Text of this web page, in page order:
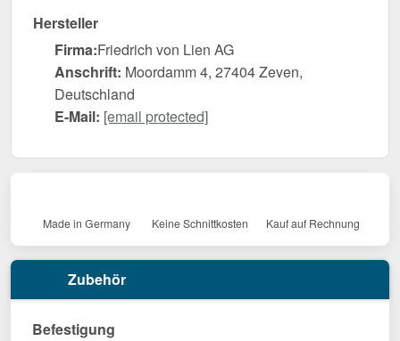
Hersteller
Firma:Friedrich von Lien AG
Anschrift: Moordamm 4, 27404 Zeven,
Deutschland
E-Mail: [email protected]
Made in Germany Keine Schnittkosten Kauf auf Rechnung
Zubehör
Befestigung